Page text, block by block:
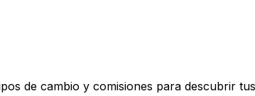
de cambio y comisiones para descubrir